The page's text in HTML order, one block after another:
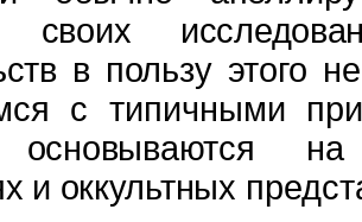
своих ис­
в пользу этого
с типичными
на
и оккультных